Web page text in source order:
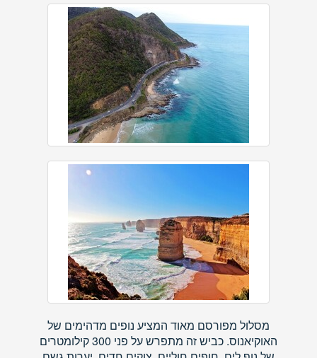
מסלול מפורסם מאוד המציע נופים מדהימים של
האוקיאנוס. כביש זה מתפרש על פני 300 קילומטרים